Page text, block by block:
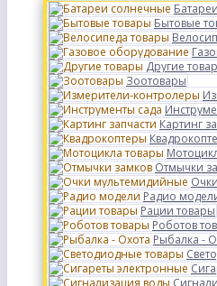
Бытовые
Другие
Зоотовары
Картинг
Отмычки
Радио
Рации товары
Роботов
Рыбалка -